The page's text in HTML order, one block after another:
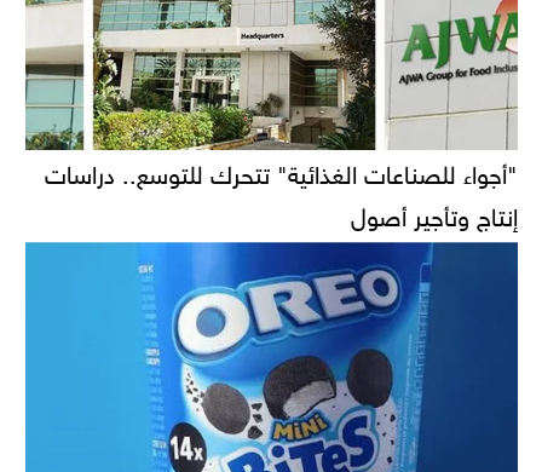
"أجواء للصناعات الغذائية" تتحرك للتوسع.. دراسات
إنتاج وتأجير أصول